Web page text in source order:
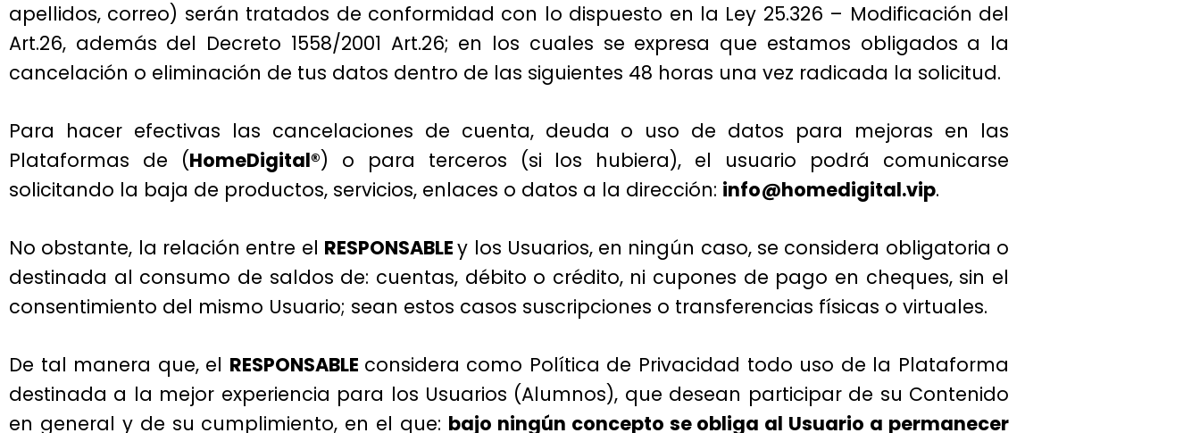
apellidos, correo) serán tratados de conformidad con lo dispuesto en la Ley 25.326 – Modificación del
Art.26, además del Decreto 1558/2001 Art.26; en los cuales se expresa que estamos obligados a la
cancelación o eliminación de tus datos dentro de las siguientes 48 horas una vez radicada la solicitud.
Para hacer efectivas las cancelaciones de cuenta, deuda o uso de datos para mejoras en las
Plataformas de (HomeDigital®) o para terceros (si los hubiera), el usuario podrá comunicarse
solicitando la baja de productos, servicios, enlaces o datos a la dirección: info@homedigital.vip.
No obstante, la relación entre el RESPONSABLEy los Usuarios, en ningún caso, se considera obligatoria o
destinada al consumo de saldos de: cuentas, débito o crédito, ni cupones de pago en cheques, sin el
consentimiento del mismo Usuario; sean estos casos suscripciones o transferencias físicas o virtuales.
De tal manera que, el RESPONSABLE considera como Política de Privacidad todo uso de la Plataforma
destinada a la mejor experiencia para los Usuarios (Alumnos), que desean participar de su Contenido
en general y de su cumplimiento, en el que: bajo ningún concepto se obliga al Usuario a permanecer